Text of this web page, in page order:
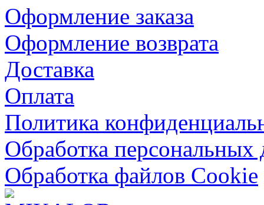
Оформление заказа
Оформление возврата
Доставка
Оплата
Политика
Обработка персональных
Обработка файлов Cookie